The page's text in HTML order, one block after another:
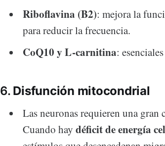
Riboflavina (B2): mejora la
para reducir la frecuencia.
CoQ10 y L-carnitina:
6. Disfunción mitocondrial
Las neuronas requieren una
Cuando haydéficit de energía